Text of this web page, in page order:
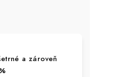
a zároveň